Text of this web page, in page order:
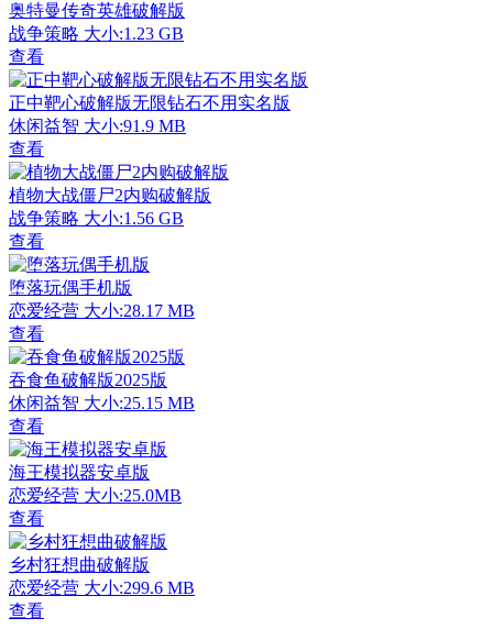
奥特曼传奇英雄破解版
战争策略 大小:1.23 GB
查看
正中靶心破解版无限钻石不用实名版
休闲益智 大小:91.9 MB
查看
植物大战僵尸2内购破解版
战争策略 大小:1.56 GB
查看
堕落玩偶手机版
恋爱经营 大小:28.17 MB
查看
吞食鱼破解版2025版
休闲益智 大小:25.15 MB
查看
海王模拟器安卓版
恋爱经营 大小:25.0MB
查看
乡村狂想曲破解版
恋爱经营 大小:299.6 MB
查看